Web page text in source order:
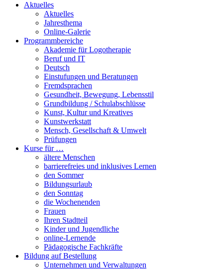
Aktuelles
Aktuelles
Jahresthema
Online-Galerie
Programmbereiche
Akademie für Logotherapie
Beruf und IT
Deutsch
Einstufungen und Beratungen
Fremdsprachen
Gesundheit, Bewegung, Lebensstil
Grundbildung / Schulabschlüsse
Kunst, Kultur und Kreatives
Kunstwerkstatt
Mensch, Gesellschaft & Umwelt
Prüfungen
Kurse für …
ältere Menschen
barrierefreies und inklusives Lernen
den Sommer
Bildungsurlaub
den Sonntag
die Wochenenden
Frauen
Ihren Stadtteil
Kinder und Jugendliche
online-Lernende
Pädagogische Fachkräfte
Bildung auf Bestellung
Unternehmen und Verwaltungen